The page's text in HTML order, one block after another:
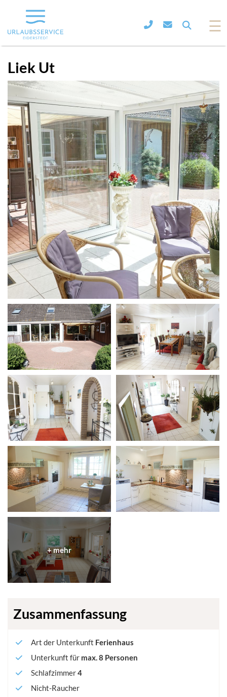
☰
Liek Ut
Zusammenfassung
Art der Unterkunft Ferienhaus
Unterkunft für max.8 Personen
Schlafzimmer4
Nicht-Raucher